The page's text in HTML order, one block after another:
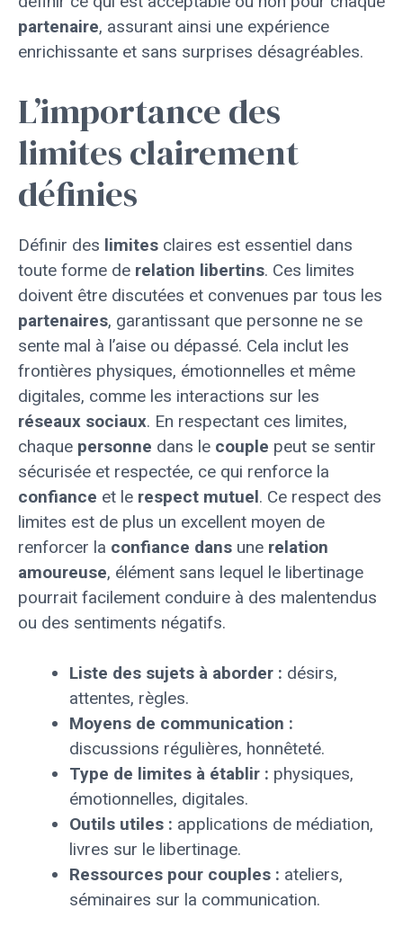
partenaire, assurant ainsi une expérience
enrichissante et sans surprises désagréables.
L’importance des
limites clairement
définies
Définir des limites claires est essentiel dans
toute forme de relation libertins. Ces limites
doivent être discutées et convenues par tous les
partenaires, garantissant que personne ne se
sente mal à l’aise ou dépassé. Cela inclut les
frontières physiques, émotionnelles et même
digitales, comme les interactions sur les
réseaux sociaux. En respectant ces limites,
chaque personne dans le couple peut se sentir
sécurisée et respectée, ce qui renforce la
confiance et le respect mutuel. Ce respect des
limites est de plus un excellent moyen de
renforcer la confiance dans une relation
amoureuse, élément sans lequel le libertinage
pourrait facilement conduire à des malentendus
ou des sentiments négatifs.
Liste des sujets à aborder : désirs,
attentes, règles.
Moyens de communication :
discussions régulières, honnêteté.
Type de limites à établir : physiques,
émotionnelles, digitales.
Outils utiles : applications de médiation,
livres sur le libertinage.
Ressources pour couples : ateliers,
séminaires sur la communication.